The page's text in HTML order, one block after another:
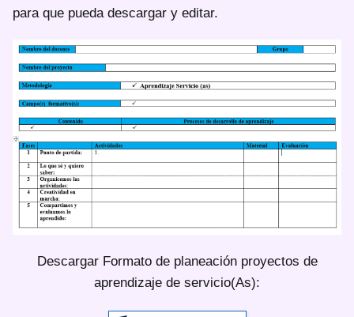
para que pueda descargar y editar.
Descargar Formato de planeación proyectos de
aprendizaje de servicio(As):